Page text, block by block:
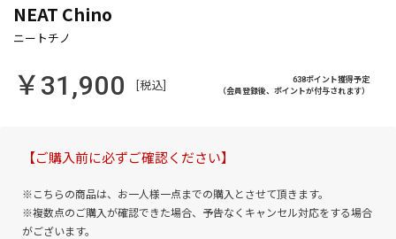
NEAT Chino
￥31,900 [税込]
638ポイント獲得予定
（会員登録後、ポイントが付与されます）
【ご購入前に必ずご確認ください】
※こちらの商品は、お一人様一点までの購入とさせて頂きます。
※複数点のご購入が確認できた場合、予告なくキャンセル対応をする場合
がございます。